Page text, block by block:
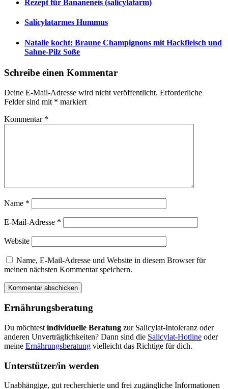
Rezept für Bananeneis (salicylatarm)
Salicylatarmes Hummus
Natalie kocht: Braune Champignons mit Hackfleisch und
Sahne-Pilz Soße
Schreibe einen Kommentar
Deine E-Mail-Adresse wird nicht veröffentlicht. Erforderliche
Felder sind mit * markiert
Kommentar *
Name *
E-Mail-Adresse *
Website
Name, E-Mail-Adresse und Website in diesem Browser für
meinen nächsten Kommentar speichern.
Ernährungsberatung
Du möchtest individuelle Beratung zur Salicylat-Intoleranz oder
anderen Unverträglichkeiten? Dann sind die Salicylat-Hotline oder
meine Ernährungsberatung vielleicht das Richtige für dich.
Unterstützer/in werden
Unabhängige, gut recherchierte und frei zugängliche Informationen